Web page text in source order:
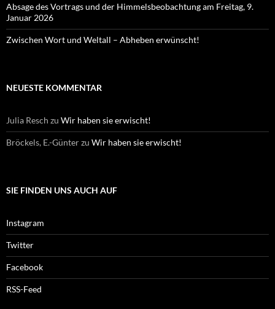
Absage des Vortrags und der Himmelsbeobachtung am Freitag, 9.
Januar 2026
Zwischen Wort und Weltall – Abheben erwünscht!
NEUESTE KOMMENTAR
Julia Resch zu Wir haben sie erwischt!
Bröckels, E.-Günterzu Wir haben sie erwischt!
SIE FINDEN UNS AUCH AUF
Instagram
Twitter
Facebook
RSS-Feed